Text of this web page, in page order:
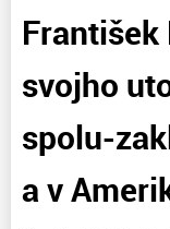
František
svojho
spolu-
a v